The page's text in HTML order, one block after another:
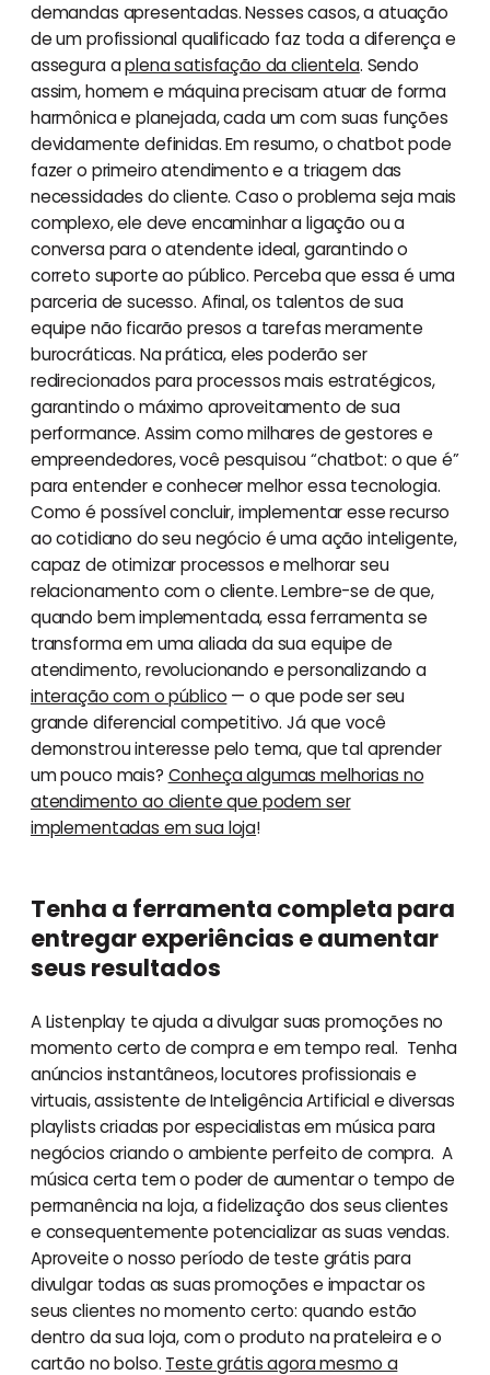
demandas apresentadas. Nesses casos, a atuação
de um profissional qualificado faz toda a diferença e
assegura aplena satisfação da clientela. Sendo
assim, homem e máquina precisam atuar de forma
harmônica e planejada, cada um com suas funções
devidamente definidas. Em resumo, o chatbot pode
fazer o primeiro atendimento e a triagem das
necessidades do cliente. Caso o problema seja mais
complexo, ele deve encaminhar a ligação ou a
conversa para o atendente ideal, garantindo o
correto suporte ao público. Perceba que essa é uma
parceria de sucesso. Afinal, os talentos de sua
equipe não ficarão presos a tarefas meramente
burocráticas. Na prática, eles poderão ser
redirecionados para processos mais estratégicos,
garantindo o máximo aproveitamento de sua
performance. Assim como milhares de gestores e
empreendedores, você pesquisou “chatbot: o que é”
para entender e conhecer melhor essa tecnologia.
Como é possível concluir, implementar esse recurso
ao cotidiano do seu negócio é uma ação inteligente,
capaz de otimizar processos e melhorar seu
relacionamento com o cliente. Lembre-se de que,
quando bem implementada, essa ferramenta se
transforma em uma aliada da sua equipe de
atendimento, revolucionando e personalizando a
interação com o público — o que pode ser seu
grande diferencial competitivo. Já que você
demonstrou interesse pelo tema, que tal aprender
um pouco mais? Conheça algumas melhorias no
atendimento ao cliente que podem ser
implementadas em sua loja!
Tenha a ferramenta completa para
entregar experiências e aumentar
seus resultados
A Listenplay te ajuda a divulgar suas promoções no
momento certo de compra e em tempo real. Tenha
anúncios instantâneos, locutores profissionais e
virtuais, assistente de Inteligência Artificial e diversas
playlists criadas por especialistas em música para
negócios criando o ambiente perfeito de compra. A
música certa tem o poder de aumentar o tempo de
permanência na loja, a fidelização dos seus clientes
e consequentemente potencializar as suas vendas.
Aproveite o nosso período de teste grátis para
divulgar todas as suas promoções e impactar os
seus clientes no momento certo: quando estão
dentro da sua loja, com o produto na prateleira e o
cartão no bolso. Teste grátis agora mesmo a